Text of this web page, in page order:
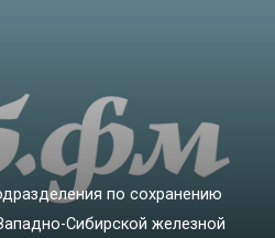
по сохранению
Сибирской железной